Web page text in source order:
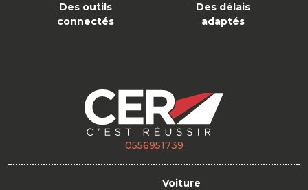
Des outils
connectés
Des délais
adaptés
0556951739
Voiture